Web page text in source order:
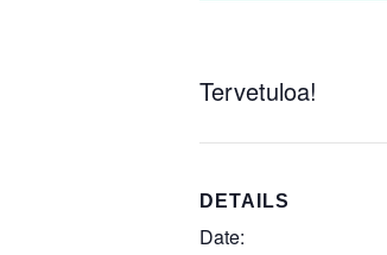
Tervetuloa!
DETAILS
Date: